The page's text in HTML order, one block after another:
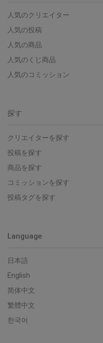
人気のクリエイター
人気の投稿
人気の商品
人気のくじ商品
人気のコミッション
探す
クリエイターを探す
投稿を探す
商品を探す
コミッションを探す
投稿タグを探す
Language
日本語
English
简体中文
繁體中文
한국어